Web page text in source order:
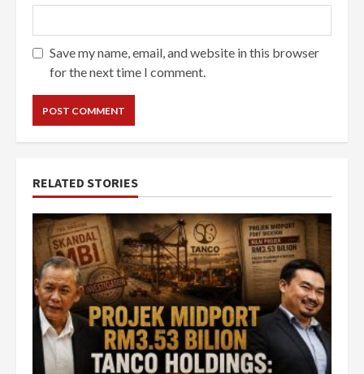
Save my name, email, and website in this browser
for the next time I comment.
RELATED STORIES